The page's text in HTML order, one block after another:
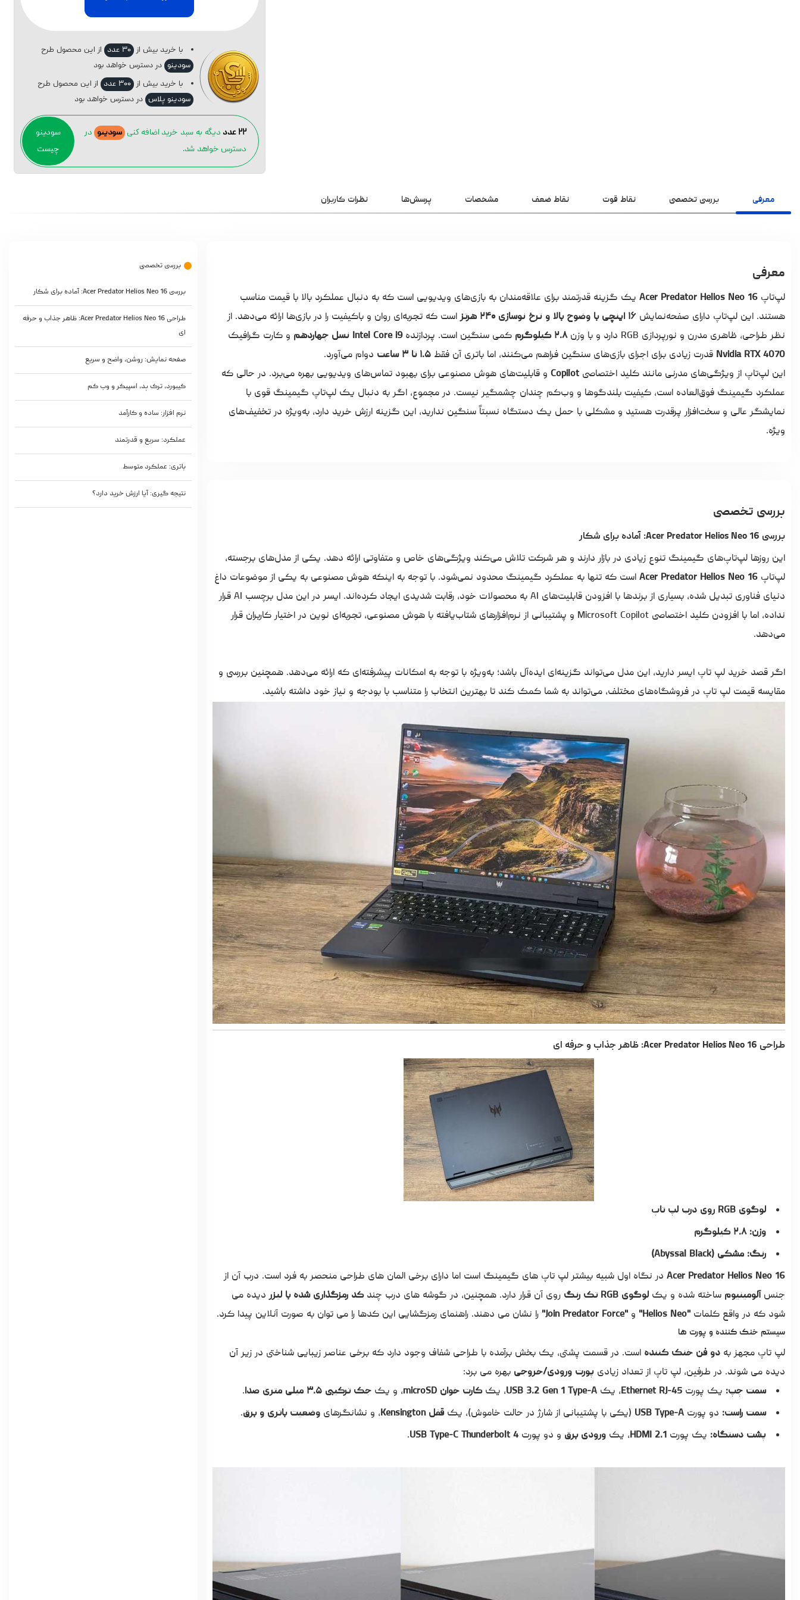
با خرید بیش از ۳۰ عدد
از این محصول طرح
سودینو در دسترس خواهد بود
با خرید بیش از ۳۰۰ عدد
از این محصول طرح
سودینو پلاس در دسترس خواهد بود
۲۲ عدد دیگه به سبد خرید اضافه کنی سودینو در
دسترس خواهد شد.
سودینو
چیست
معرفی بررسی تخصصی نقاط قوت نقاط ضعف مشخصات پرسش‌ها نظرات کاربران
معرفی
لپ‌تاپ Acer Predator Helios Neo 16 یک گزینه قدرتمند برای علاقه‌مندان به بازی‌های ویدیویی است که به دنبال عملکرد بالا با قیمت مناسب
هستند. این لپ‌تاپ دارای صفحه‌نمایش ۱۶ اینچی با وضوح بالا و نرخ نوسازی ۲۴۰ هرتز
است که تجربه‌ای روان و باکیفیت را در بازی‌ها ارائه می‌دهد. از
نظر طراحی، ظاهری مدرن و نورپردازی RGB دارد و با وزن
۲.۸ کیلوگرم کمی سنگین است. پردازندهIntel Core i9 نسل چهاردهم
و کارت گرافیک
Nvidia RTX 4070 قدرت زیادی برای اجرای بازی‌های سنگین فراهم می‌کنند، اما باتری آن فقط ۱.۵ تا ۳ ساعت
دوام می‌آورد.
این لپ‌تاپ از ویژگی‌های مدرنی مانند کلید اختصاصی Copilot و قابلیت‌های هوش مصنوعی برای بهبود تماس‌های ویدیویی بهره می‌برد. در حالی که
عملکرد گیمینگ فوق‌العاده است، کیفیت بلندگوها و وب‌کم چندان چشمگیر نیست. در مجموع، اگر به دنبال یک لپ‌تاپ گیمینگ قوی با
نمایشگر عالی و سخت‌افزار پرقدرت هستید و مشکلی با حمل یک دستگاه نسبتاً سنگین ندارید، این گزینه ارزش خرید دارد، به‌ویژه در تخفیف‌های
ویژه.
بررسی تخصصی
بررسی Acer Predator Helios Neo 16: آماده برای شکار
این روزها لپ‌تاپ‌های گیمینگ تنوع زیادی در بازار دارند و هر شرکت تلاش می‌کند ویژگی‌های خاص و متفاوتی ارائه دهد. یکی از مدل‌های برجسته،
لپ‌تاپ Acer Predator Helios Neo 16 است که تنها به عملکرد گیمینگ محدود نمی‌شود. با توجه به اینکه هوش مصنوعی به یکی از موضوعات داغ
دنیای فناوری تبدیل شده، بسیاری از برندها با افزودن قابلیت‌های AI به محصولات خود، رقابت شدیدی ایجاد کرده‌اند. ایسر در این مدل برچسب AI قرار
نداده، اما با افزودن کلید اختصاصی Microsoft Copilot و پشتیبانی از نرم‌افزارهای شتاب‌یافته با هوش مصنوعی، تجربه‌ای نوین در اختیار کاربران قرار
می‌دهد.
اگر قصد خرید لپ تاپ ایسردارید، این مدل می‌تواند گزینه‌ای ایده‌آل باشد؛ به‌ویژه با توجه به امکانات پیشرفته‌ای که ارائه می‌دهد. همچنین بررسی و
مقایسه قیمت لپ تاپ در فروشگاه‌های مختلف، می‌تواند به شما کمک کند تا بهترین انتخاب را متناسب با بودجه و نیاز خود داشته باشید.
طراحی Acer Predator Helios Neo 16: ظاهر جذاب و حرفه ای
لوگوی RGB روی درب لپ تاپ
وزن: ۲.۸ کیلوگرم
رنگ: مشکی (Abyssal Black)
Acer Predator Helios Neo 16 در نگاه اول شبیه بیشتر لپ تاپ های گیمینگ است اما دارای برخی المان های طراحی منحصر به فرد است. درب آن از
جنس آلومینیوم ساخته شده و یک لوگوی RGB تک رنگ روی آن قرار دارد. همچنین، در گوشه های درب چندکد رمزگذاری شده با لیزردیده می
شود که در واقع کلمات "Helios Neo" و "Join Predator Force" را نشان می دهند. راهنمای رمزگشایی این کدها را می توان به صورت آنلاین پیدا کرد.
سیستم خنک کننده و پورت ها
لپ تاپ مجهز به دو فن خنک کننده است. در قسمت پشتی، یک بخش برآمده با طراحی شفاف وجود دارد که برخی عناصر زیبایی شناختی در زیر آن
دیده می شوند. در طرفین، لپ تاپ از تعداد زیادی پورت ورودی/خروجی بهره می برد:
سمت چپ: یک پورت Ethernet RJ-45، یک USB 3.2 Gen 1 Type-A، یککارت خوان microSD ، و یک جک ترکیبی ۳.۵ میلی متری صدا
.
سمت راست: دو پورت USB Type-A (یکی با پشتیبانی از شارژ در حالت خاموش)، یکقفل Kensington ، و نشانگرهای وضعیت باتری و برق.
پشت دستگاه: یک پورت HDMI 2.1، یک ورودی برق و دو پورت USB Type-C Thunderbolt 4
.
بررسی تخصصی
بررسی Acer Predator Helios Neo 16: آماده برای شکار
طراحی Acer Predator Helios Neo 16: ظاهر جذاب و حرفه
ای
صفحه نمایش: روشن، واضح و سریع
کیبورد، ترک پد، اسپیکر و وب کم
نرم افزار: ساده و کارآمد
عملکرد: سریع و قدرتمند
باتری: عملکرد متوسط
نتیجه گیری: آیا ارزش خرید دارد؟